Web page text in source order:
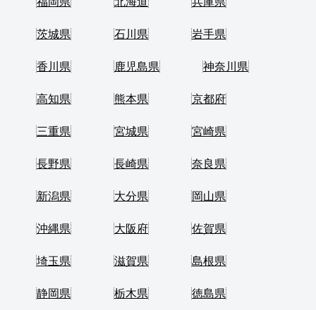
茨城県 石川県 岩手県
香川県 鹿児島県 神奈川県
高知県 熊本県 京都府
三重県 宮城県 宮崎県
長野県 長崎県 奈良県
新潟県 大分県 岡山県
沖縄県 大阪府 佐賀県
埼玉県 滋賀県 島根県
静岡県 栃木県 徳島県